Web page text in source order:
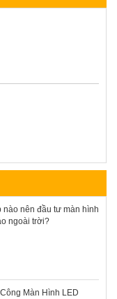
nào nên đầu tư màn hình
ngoài trời?
Màn Hình LED